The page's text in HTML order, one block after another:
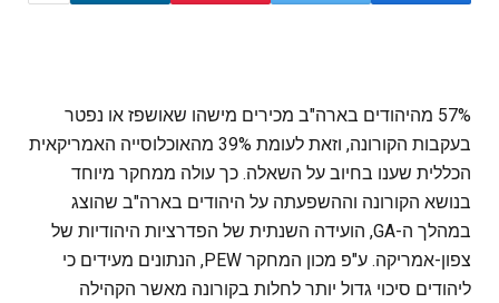
57% מהיהודים בארה"ב מכירים מישהו שאושפז או נפטר
בעקבות הקורונה, וזאת לעומת 39% מהאוכלוסייה האמריקאית
הכללית שענו בחיוב על השאלה. כך עולה ממחקר מיוחד
בנושא הקורונה וההשפעתה על היהודים בארה"ב שהוצג
במהלך ה-GA, הועידה השנתית של הפדרציות היהודיות של
צפון-אמריקה. ע"פ מכון המחקר PEW, הנתונים מעידים כי
ליהודים סיכוי גדול יותר לחלות בקורונה מאשר הקהילה